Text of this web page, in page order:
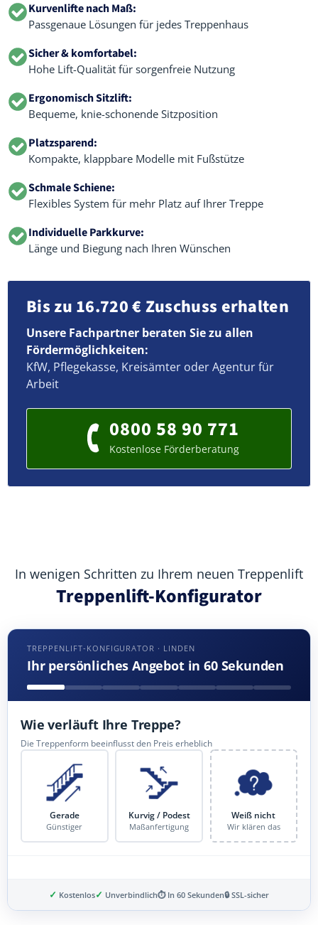
Kurvenlifte nach Maß:
Passgenaue Lösungen für jedes Treppenhaus
Sicher & komfortabel:
Hohe Lift-Qualität für sorgenfreie Nutzung
Ergonomisch Sitzlift:
Bequeme, knie-schonende Sitzposition
Platzsparend:
Kompakte, klappbare Modelle mit Fußstütze
Schmale Schiene:
Flexibles System für mehr Platz auf Ihrer Treppe
Individuelle Parkkurve:
Länge und Biegung nach Ihren Wünschen
Bis zu 16.720 € Zuschuss erhalten
Unsere Fachpartner beraten Sie zu allen
Fördermöglichkeiten:
KfW, Pflegekasse, Kreisämter oder Agentur für
Arbeit
0800 58 90 771
Kostenlose Förderberatung
In wenigen Schritten zu Ihrem neuen Treppenlift
Treppenlift-Konfigurator
TREPPENLIFT-KONFIGURATOR · LINDEN
Ihr persönliches Angebot in 60 Sekunden
Wie verläuft Ihre Treppe?
Die Treppenform beeinflusst den Preis erheblich
Gerade
Günstiger
Kurvig / Podest
Maßanfertigung
Weiß nicht
Wir klären das
✓ Kostenlos✓ Unverbindlich⏱ In 60 Sekunden🔒 SSL-sicher